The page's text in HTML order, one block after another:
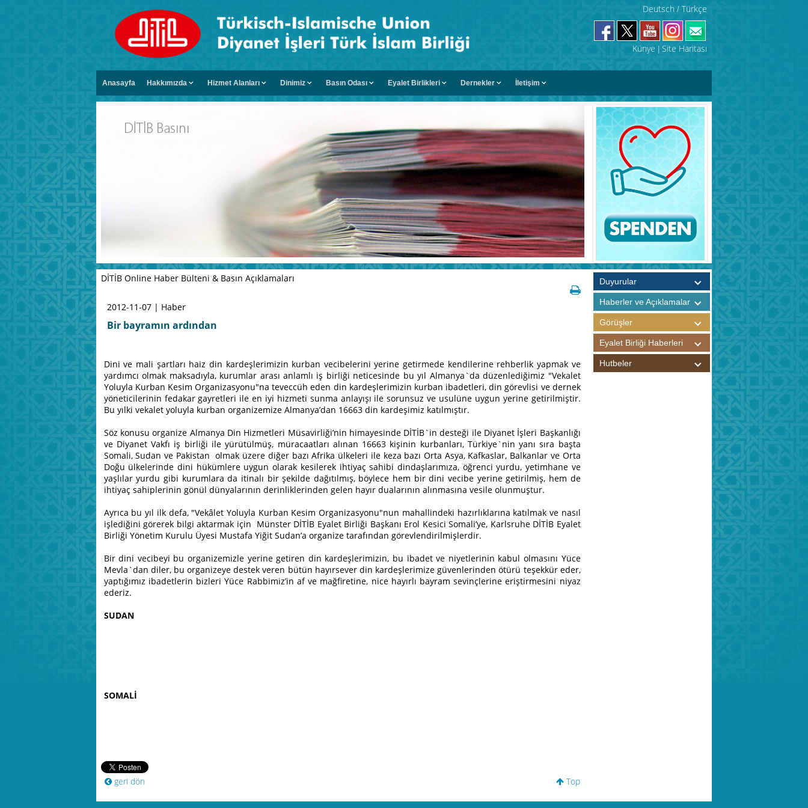
Deutsch /Türkçe
Künye |Site Haritası
Anasayfa Hakkımızda Hizmet Alanları Dinimiz Basın Odası Eyalet Birlikleri Dernekler İletişim
DİTİB Online Haber Bülteni & Basın Açıklamaları
2012-11-07 | Haber
Bir bayramın ardından
Dini ve mali şartları haiz din kardeşlerimizin kurban vecibelerini yerine getirmede kendilerine rehberlik yapmak ve
yardımcı olmak maksadıyla, kurumlar arası anlamlı iş birliği neticesinde bu yıl Almanya`da düzenlediğimiz "Vekalet
Yoluyla Kurban Kesim Organizasyonu"na teveccüh eden din kardeşlerimizin kurban ibadetleri, din görevlisi ve dernek
yöneticilerinin fedakar gayretleri ile en iyi hizmeti sunma anlayışı ile sorunsuz ve usulüne uygun yerine getirilmiştir.
Bu yılki vekalet yoluyla kurban organizemize Almanya’dan 16663 din kardeşimiz katılmıştır.
Söz konusu organize Almanya Din Hizmetleri Müsavirliği’nin himayesinde DİTİB`in desteği ile Diyanet İşleri Başkanlığı
ve Diyanet Vakfı iş birliği ile yürütülmüş, müracaatları alınan 16663 kişinin kurbanları, Türkiye`nin yanı sıra başta
Somali, Sudan ve Pakistan olmak üzere diğer bazı Afrika ülkeleri ile keza bazı Orta Asya, Kafkaslar, Balkanlar ve Orta
Doğu ülkelerinde dini hükümlere uygun olarak kesilerek ihtiyaç sahibi dindaşlarımıza, öğrenci yurdu, yetimhane ve
yaşlılar yurdu gibi kurumlara da itinalı bir şekilde dağıtılmış, böylece hem bir dini vecibe yerine getirilmiş, hem de
ihtiyaç sahiplerinin gönül dünyalarının derinliklerinden gelen hayır dualarının alınmasına vesile olunmuştur.
Ayrıca bu yıl ilk defa, "Vekâlet Yoluyla Kurban Kesim Organizasyonu"nun mahallindeki hazırlıklarına katılmak ve nasıl
işlediğini görerek bilgi aktarmak için Münster DİTİB Eyalet Birliği Başkanı Erol Kesici Somali’ye, Karlsruhe DİTİB Eyalet
Birliği Yönetim Kurulu Üyesi Mustafa Yiğit Sudan’a organize tarafından görevlendirilmişlerdir.
Bir dini vecibeyi bu organizemizle yerine getiren din kardeşlerimizin, bu ibadet ve niyetlerinin kabul olmasını Yüce
Mevla`dan diler, bu organizeye destek veren bütün hayırsever din kardeşlerimize güvenlerinden ötürü teşekkür eder,
yaptığımız ibadetlerin bizleri Yüce Rabbimiz’in af ve mağfiretine, nice hayırlı bayram sevinçlerine eriştirmesini niyaz
ederiz.
SUDAN
SOMALİ
geri dön Top
Duyurular
Haberler ve Açıklamalar
Görüşler
Eyalet Birliği Haberleri
Hutbeler